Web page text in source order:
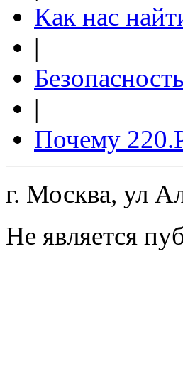
Как нас
|
Безопасность
|
Почему
г. Москва, ул
Не является